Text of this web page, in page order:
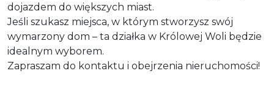
dojazdem do większych miast.
Jeśli szukasz miejsca, w którym stworzysz swój
wymarzony dom – ta działka w Królowej Woli będzie
idealnym wyborem.
Zapraszam do kontaktu i obejrzenia nieruchomości!